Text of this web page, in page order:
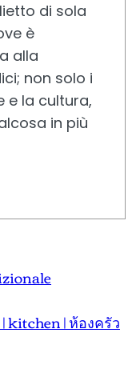
di sola
è
alla
non solo i
e la cultura,
in più
kitchen | ห้องครัว